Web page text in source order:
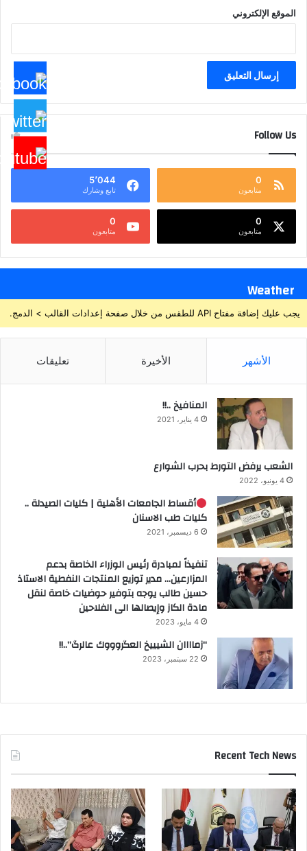
الموقع الإلكتروني
Follow Us
0
متابعون
5٬044
تابع وشارك
0
متابعون
0
متابعون
Weather
يجب عليك إضافة مفتاح API للطقس من خلال صفحة إعدادات القالب > الدمج.
الأشهر الأخيرة تعليقات
المنافيخ ..!!
4 يناير، 2021
الشعب يرفض التورط بحرب الشوارع
4 يونيو، 2022
أقساط الجامعات الأهلية | كليات الصيدلة ..
كليات طب الاسنان
6 ديسمبر، 2021
تنفيذاً لمبادرة رئيس الوزراء الخاصة بدعم
المزارعين… مدير توزيع المنتجات النفطية الاستاذ
حسين طالب يوجه بتوفير حوضيات خاصة لنقل
مادة الكاز وإيصالها الى الفلاحين
4 مايو، 2023
“زماااان الشيييخ العگروووك عالرگ”..!!
22 سبتمبر، 2023
Recent Tech News